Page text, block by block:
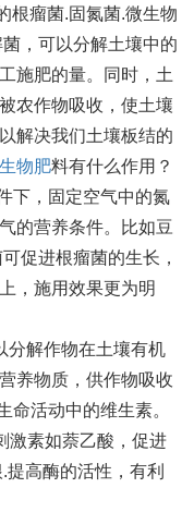
根瘤菌.固氮菌.微生物
，可以分解土壤中的
施肥的量。同时，土
农作物吸收，使土壤
解决我们土壤板结的
物肥料有什么作用？
下，固定空气中的氮
的营养条件。比如豆
促进根瘤菌的生长，
，施用效果更为明
分解作物在土壤有机
养物质，供作物吸收
命活动中的维生素。
激素如萘乙酸，促进
高酶的活性，有利